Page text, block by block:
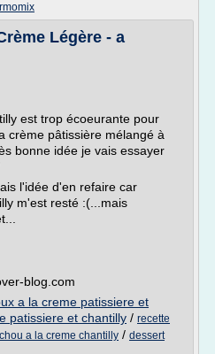
Légère - a
est trop écoeurante pour
crème pâtissière mélangé à
bonne idée je vais essayer
l'idée d'en refaire car
m'est resté :(...mais
blog.com
a la creme patissiere et
patissiere et chantilly / recette
chou a la creme chantilly / dessert